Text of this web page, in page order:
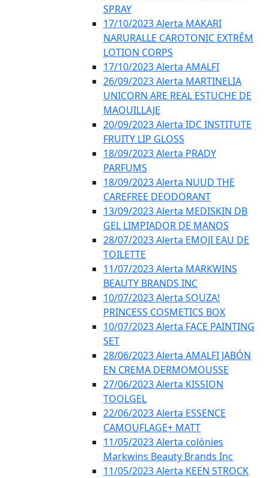
SPRAY
17/10/2023 Alerta MAKARI
NARURALLE CAROTONIC EXTRÊM
LOTION CORPS
17/10/2023 Alerta AMALFI
26/09/2023 Alerta MARTINELIA
UNICORN ARE REAL ESTUCHE DE
MAQUILLAJE
20/09/2023 Alerta IDC INSTITUTE
FRUITY LIP GLOSS
18/09/2023 Alerta PRADY
PARFUMS
18/09/2023 Alerta NUUD THE
CAREFREE DEODORANT
13/09/2023 Alerta MEDISKIN DB
GEL LIMPIADOR DE MANOS
28/07/2023 Alerta EMOJI EAU DE
TOILETTE
11/07/2023 Alerta MARKWINS
BEAUTY BRANDS INC
10/07/2023 Alerta SOUZA!
PRINCESS COSMETICS BOX
10/07/2023 Alerta FACE PAINTING
SET
28/06/2023 Alerta AMALFI JABÓN
EN CREMA DERMOMOUSSE
27/06/2023 Alerta KISSION
TOOLGEL
22/06/2023 Alerta ESSENCE
CAMOUFLAGE+ MATT
11/05/2023 Alerta colònies
Markwins Beauty Brands Inc
11/05/2023 Alerta KEEN STROCK